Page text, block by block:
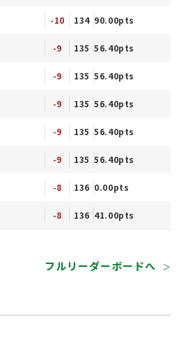
-10 134 90.00pts
-9 135 56.40pts
-9 135 56.40pts
-9 135 56.40pts
-9 135 56.40pts
-9 135 56.40pts
-8 136 0.00pts
-8 136 41.00pts
フルリーダーボードへ ＞